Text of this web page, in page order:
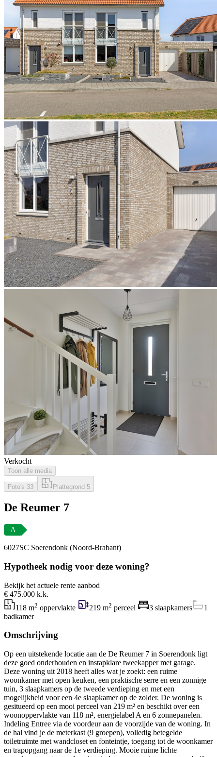
Verkocht
Toon alle media
Foto's 33 Plattegrond 5
De Reumer 7
A
6027SC Soerendonk (Noord-Brabant)
Hypotheek nodig voor deze woning?
Bekijk het actuele rente aanbod
€ 475.000 k.k.
118 m2 oppervlakte 219 m2 perceel 3 slaapkamers
1
badkamer
Omschrijving
Op een uitstekende locatie aan de De Reumer 7 in Soerendonk ligt
deze goed onderhouden en instapklare tweekapper met garage.
Deze woning uit 2018 heeft alles wat je zoekt: een ruime
woonkamer met open keuken, een praktische serre en een zonnige
tuin, 3 slaapkamers op de tweede verdieping en met een
mogelijkheid voor een 4e slaapkamer op de zolder. De woning is
gesitueerd op een mooi perceel van 219 m² en beschikt over een
woonoppervlakte van 118 m², energielabel A en 6 zonnepanelen.
Indeling Entree via de voordeur aan de voorzijde van de woning. In
de hal vind je de meterkast (9 groepen), volledig betegelde
toiletruimte met wandcloset en fonteintje, toegang tot de woonkamer
en trapopgang naar de 1e verdieping. Mooie ruime lichte